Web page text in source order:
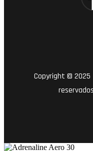
Copyright © 2025